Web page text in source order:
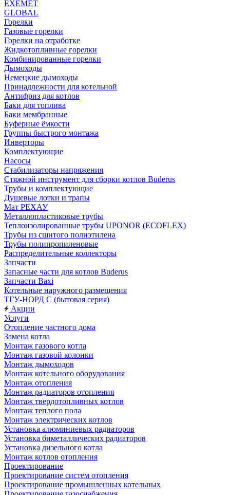
EXEMET
GLOBAL
Горелки
Газовые горелки
Горелки на отработке
Жидкотопливные горелки
Комбинированные горелки
Дымоходы
Немецкие дымоходы
Принадлежности для котельной
Антифриз для котлов
Баки для топлива
Баки мембранные
Буферные ёмкости
Группы быстрого монтажа
Инверторы
Комплектующие
Насосы
Стабилизаторы напряжения
Стяжной инструмент для сборки котлов Buderus
Трубы и комплектующие
Душевые лотки и трапы
Мат РЕХАУ
Металлопластиковые трубы
Теплоизолированные трубы UPONOR (ECOFLEX)
Трубы из сшитого полиэтилена
Трубы полипропиленовые
Распределительные коллекторы
Запчасти
Запасные части для котлов Buderus
Запчасти Baxi
Котельные наружного размещения
ТГУ-НОРД С (бытовая серия)
Акции
Услуги
Отопление частного дома
Замена котла
Монтаж газового котла
Монтаж газовой колонки
Монтаж дымоходов
Монтаж котельного оборудования
Монтаж отопления
Монтаж радиаторов отопления
Монтаж твердотопливных котлов
Монтаж теплого пола
Монтаж электрических котлов
Установка алюминиевых радиаторов
Установка биметаллических радиаторов
Установка дизельного котла
Монтаж котлов отопления
Проектирование
Проектирование систем отопления
Проектирование промышленных котельных